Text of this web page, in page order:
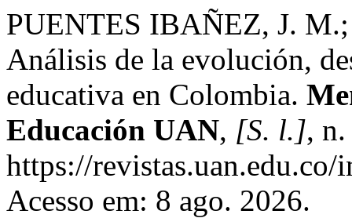
PUENTES IBAÑEZ, J.
Análisis de la evolución,
educativa en Colombia.
Educación UAN, [S. l.],
https://
Acesso em: 8 ago. 2026.